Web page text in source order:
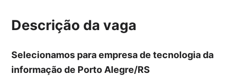
Descrição da vaga
Selecionamos para empresa de tecnologia da
informação de Porto Alegre/RS